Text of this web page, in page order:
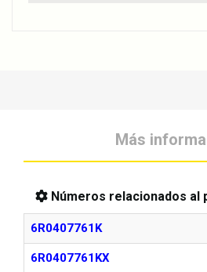
Más
Números relacionados al
6R0407761K
6R0407761KX